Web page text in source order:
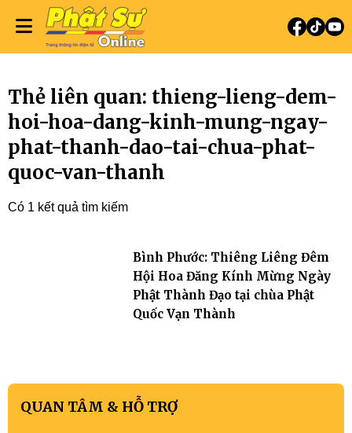
Thẻ liên quan: thieng-lieng-dem-
hoi-hoa-dang-kinh-mung-ngay-
phat-thanh-dao-tai-chua-phat-
quoc-van-thanh
Có 1 kết quả tìm kiếm
Bình Phước: Thiêng Liêng Đêm
Hội Hoa Đăng Kính Mừng Ngày
Phật Thành Đạo tại chùa Phật
Quốc Vạn Thành
QUAN TÂM & HỖ TRỢ